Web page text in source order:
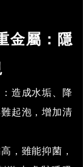
金屬：隱
：造成水垢、降
起泡，增加清
，雖能抑菌，